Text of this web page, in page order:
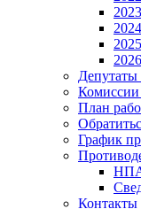
Депутаты
План
График
Контакты